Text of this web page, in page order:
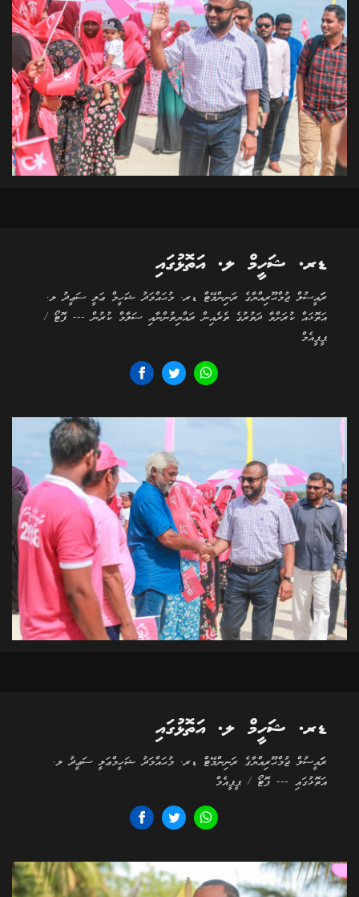
ޑރ. ޝަހީމް ލ. އަތޮޅުގައި
ރަަައީސުލް ޖުމްޙޫރިއްޔާގެ ރަނިންމޭޓް ޑރ. މުޙައްމަދު ޝަހީމް ޢަލީ ސަޢީދު ލ.
އަތޮޅައް ކުރަށްވާ ދަތުރުގެ ތެރެއިން ރައްޔިތުންނާއި ސަލާމް ކުރުން --- ފޮޓޯ /
ޕީޕީއެމް
ޑރ. ޝަހީމް ލ. އަތޮޅުގައި
ރަަައީސުލް ޖުމްޙޫރިއްޔާގެ ރަނިންމޭޓް ޑރ. މުޙައްމަދު ޝަހީމްޢަލީ ސަޢީދު ލ.
އަތޮޅުގައި --- ފޮޓޯ / ޕީޕީއެމް